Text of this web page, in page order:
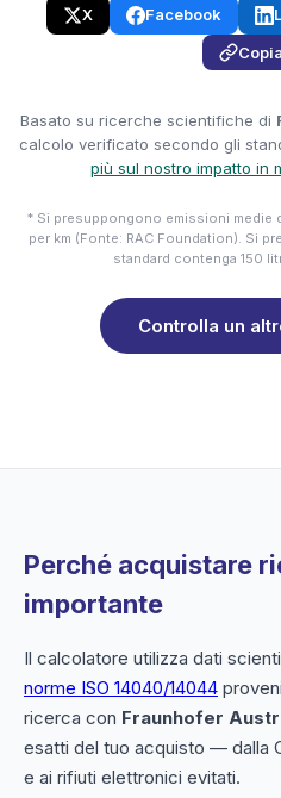
X Facebook
Basato su ricerche scientifiche di
calcolo verificato secondo gli
più sul nostro impatto in
* Si presuppongono emissioni medie
per km (Fonte: RAC Foundation). Si
standard contenga 150
Controlla un
Perché acquistare
importante
Il calcolatore utilizza dati
norme ISO 14040/14044
ricerca con Fraunhofer
esatti del tuo acquisto — dalla
e ai rifiuti elettronici evitati.